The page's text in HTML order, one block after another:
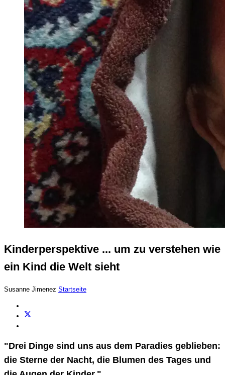
Kinderperspektive ... um zu verstehen wie
ein Kind die Welt sieht
Susanne Jimenez Startseite
"Drei Dinge sind uns aus dem Paradies geblieben:
die Sterne der Nacht, die Blumen des Tages und